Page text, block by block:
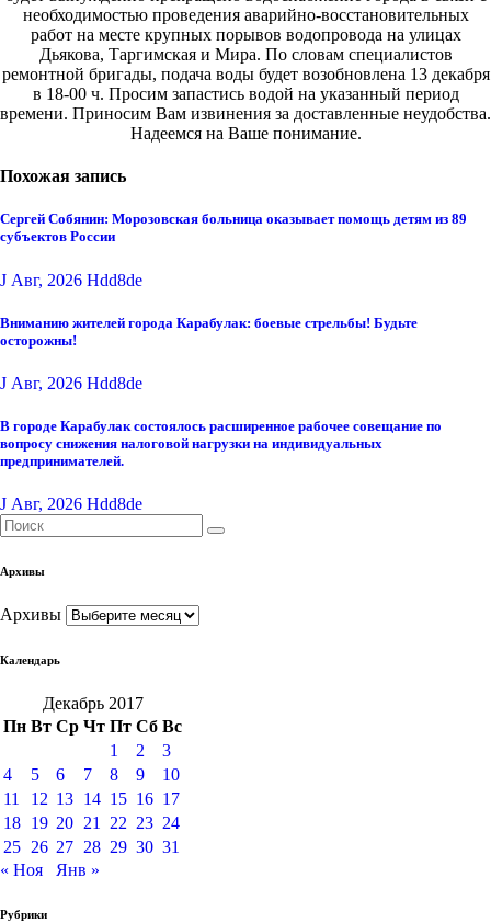
необходимостью проведения аварийно-восстановительных
работ на месте крупных порывов водопровода на улицах
Дьякова, Таргимская и Мира. По словам специалистов
ремонтной бригады, подача воды будет возобновлена 13 декабря
в 18-00 ч. Просим запастись водой на указанный период
времени. Приносим Вам извинения за доставленные неудобства.
Надеемся на Ваше понимание.
Похожая запись
Сергей Собянин: Морозовская больница оказывает помощь детям из 89
субъектов России
J Авг, 2026 Hdd8de
Вниманию жителей города Карабулак: боевые стрельбы! Будьте
осторожны!
J Авг, 2026 Hdd8de
В городе Карабулак состоялось расширенное рабочее совещание по
вопросу снижения налоговой нагрузки на индивидуальных
предпринимателей.
J Авг, 2026 Hdd8de
Архивы
Архивы
Календарь
Декабрь 2017
Пн Вт Ср Чт Пт Сб Вс
1
2
3
4
5 6 7 8 9
10
11
12 13 14 15 16 17
18 19 20 21 22 23 24
25 26 27 28 29 30 31
« Ноя
Янв »
Рубрики